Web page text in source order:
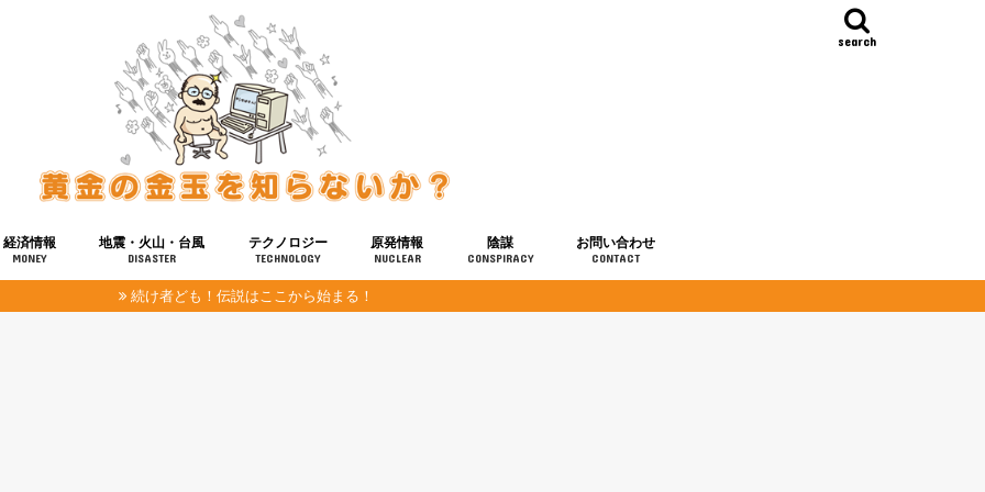
search
経済情報
MONEY
地震・火山・台風
DISASTER
テクノロジー
TECHNOLOGY
健康
宇宙
原発情報
NUCLEAR
陰謀
CONSPIRACY
お問い合わせ
CONTACT
続け者ども！伝説はここから始まる！